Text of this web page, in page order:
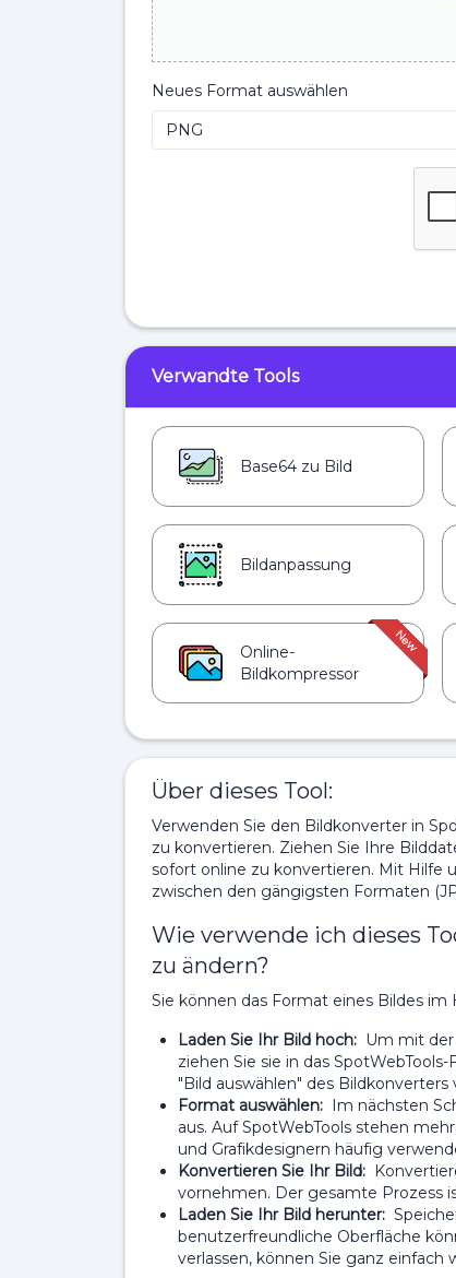
Neues Format auswählen
Verwandte Tools
Base64 zu Bild
Bildanpassung
Online-
Bildkompressor
Über dieses Tool:
Verwenden Sie den Bildkonverter in
zu konvertieren. Ziehen Sie Ihre
sofort online zu konvertieren. Mit Hilfe
zwischen den gängigsten Formaten
Wie verwende ich dieses
zu ändern?
Sie können das Format eines Bildes
Laden Sie Ihr Bild hoch: Um mit
ziehen Sie sie in das
"Bild auswählen" des
Format auswählen: Im nächsten
aus. Auf SpotWebTools stehen
und Grafikdesignern häufig
Konvertieren Sie Ihr Bild:
vornehmen. Der gesamte Prozess
Laden Sie Ihr Bild herunter:
benutzerfreundliche Oberfläche
verlassen, können Sie ganz